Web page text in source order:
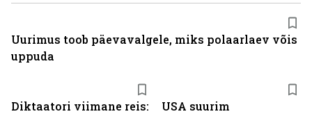
Diktaatori viimane reis:
USA suurim
Uurimus toob päevavalgele, miks polaarlaev võis
uppuda